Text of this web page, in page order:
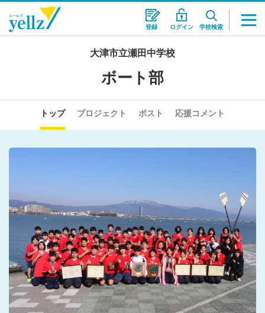
登録 ログイン 学校検索
大津市立瀬田中学校
ボート部
トップ プロジェクト ポスト 応援コメント